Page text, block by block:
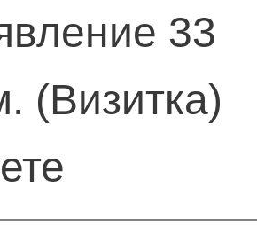
33
(Визитка)